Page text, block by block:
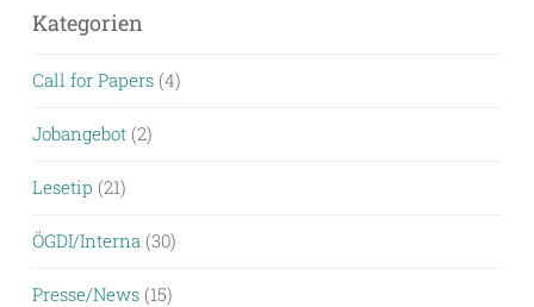
Kategorien
Call for Papers (4)
Jobangebot (2)
Lesetip (21)
ÖGDI/Interna (30)
Presse/News (15)